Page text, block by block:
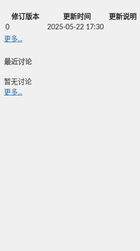
修订版本 更新时间
更新说明
0
2025-05-22 17:30
更多...
最近讨论
暂无讨论
更多...